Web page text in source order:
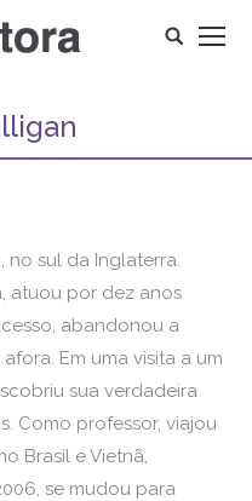
Search:
no sul da Inglaterra.
atuou por dez anos
abandonou a
Em uma visita a um
sua verdadeira
Como professor, viajou
Brasil e Vietnã,
se mudou para